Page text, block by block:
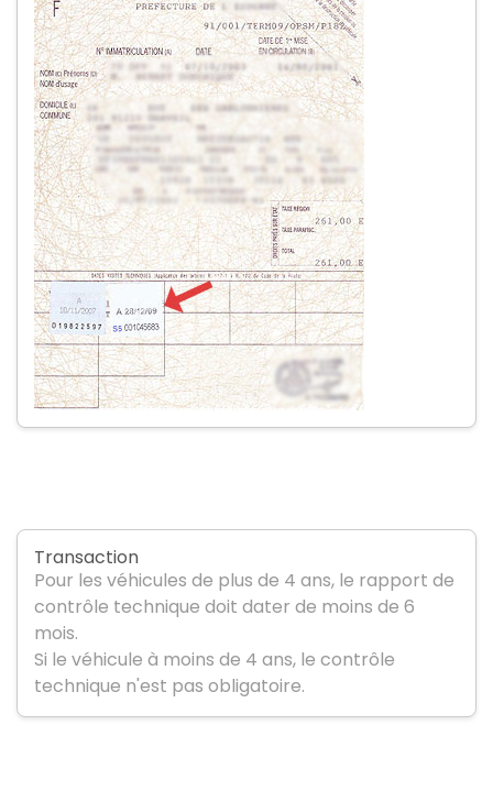
Transaction
Pour les véhicules de plus de 4 ans, le rapport de
contrôle technique doit dater de moins de 6
mois.
Si le véhicule à moins de 4 ans, le contrôle
technique n'est pas obligatoire.